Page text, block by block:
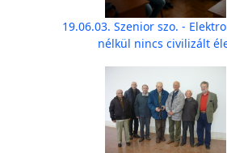
19.06.03. Szenior szo. -
nélkül nincs civilizált